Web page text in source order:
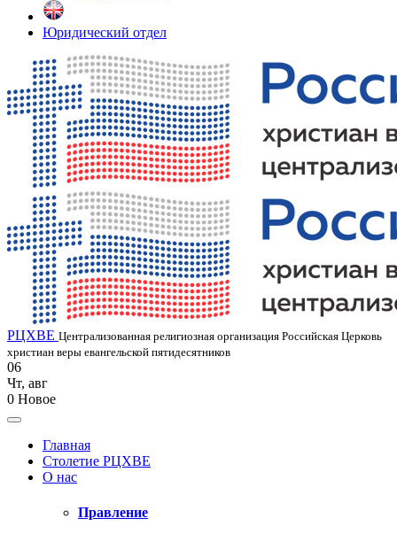
Юридический отдел
РЦХВЕ Централизованная религиозная организация Российская Церковь
христиан веры евангельской пятидесятников
06
Чт, авг
0 Новое
Главная
Столетие РЦХВЕ
О нас
Правление